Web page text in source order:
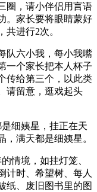
，请小伴侣用言语
。家长要将眼睛蒙好
进行2次。
六小我，每小我嘴
一个家长把本人杯子
传给第三个，以此类
请留意，逛戏起头
细姨星，挂正在天
，满天都是细姨星。
情境，如挂灯笼、
计时、希望树、每人
纸、废旧图书里的图